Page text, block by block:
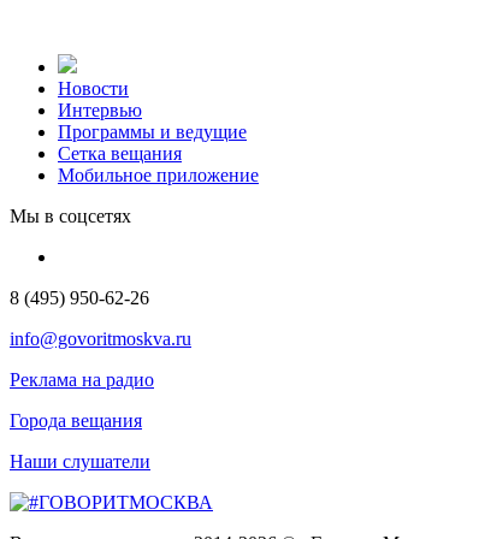
Новости
Интервью
Программы и ведущие
Сетка вещания
Мобильное приложение
Мы в соцсетях
8 (495) 950-62-26
info@govoritmoskva.ru
Реклама на радио
Города вещания
Наши слушатели